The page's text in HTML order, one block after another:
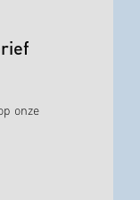
onze